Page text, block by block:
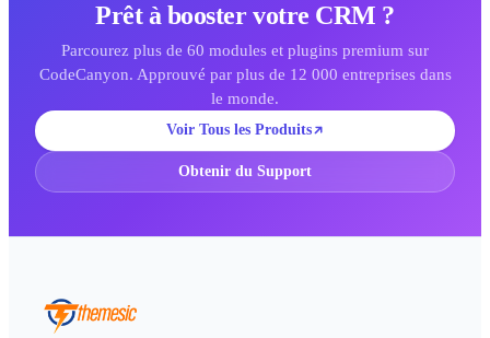
Prêt à booster votre CRM ?
Parcourez plus de 60 modules et plugins premium sur
CodeCanyon. Approuvé par plus de 12 000 entreprises dans
le monde.
Voir Tous les Produits
Obtenir du Support